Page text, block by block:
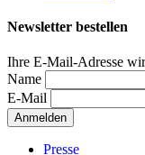
Newsletter bestellen
Ihre E-Mail-Adresse
Name
E-Mail
Presse